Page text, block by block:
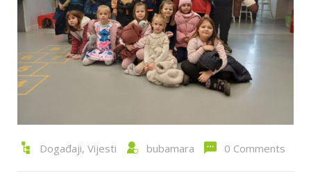
Događaji, Vijesti bubamara 0 Comments